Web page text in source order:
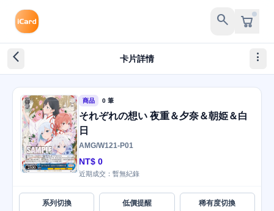
search
arrow_back_ios_new 卡片詳情 more_vert
商品 0 筆
それぞれの想い 夜重＆夕奈＆朝姫＆白
日
AMG/W121-P01
NT$ 0
近期成交：暫無紀錄
系列切換 低價提醒 稀有度切換